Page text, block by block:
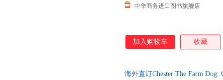
中华商务进口图书旗舰店
加入购物车 收藏
海外直订Chester The Farm